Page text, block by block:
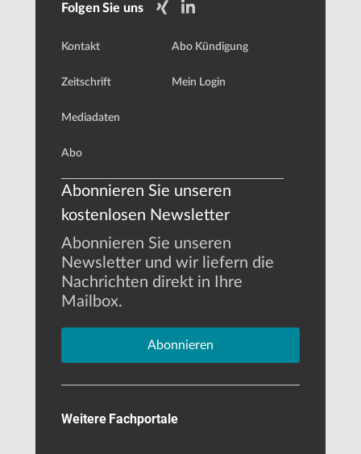
Folgen Sie uns
Kontakt
Zeitschrift
Mediadaten
Abo
Abo Kündigung
Mein Login
Abonnieren Sie unseren
kostenlosen Newsletter
Abonnieren Sie unseren
Newsletter und wir liefern die
Nachrichten direkt in Ihre
Mailbox.
Abonnieren
Weitere Fachportale